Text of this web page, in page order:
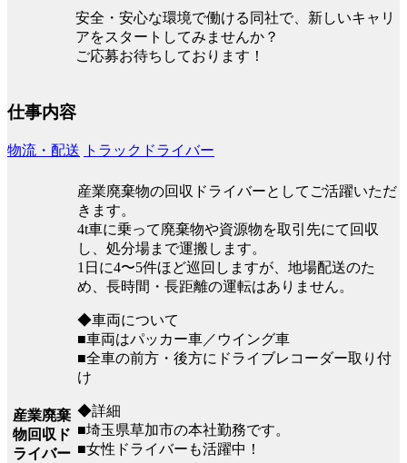
安全・安心な環境で働ける同社で、新しいキャリ
アをスタートしてみませんか？
ご応募お待ちしております！
仕事内容
物流・配送 トラックドライバー
産業廃棄
物回収ド
ライバー
産業廃棄物の回収ドライバーとしてご活躍いただ
きます。
4t⾞に乗って廃棄物や資源物を取引先にて回収
し、処分場まで運搬します。
1⽇に4〜5件ほど巡回しますが、地場配送のた
め、⻑時間・⻑距離の運転はありません。
◆車両について
■車両はパッカー車／ウイング車
■全車の前方・後方にドライブレコーダー取り付
け
◆詳細
■埼玉県草加市の本社勤務です。
■女性ドライバーも活躍中！